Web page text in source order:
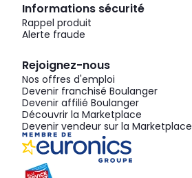
Informations sécurité
Rappel produit
Alerte fraude
Rejoignez-nous
Nos offres d'emploi
Devenir franchisé Boulanger
Devenir affilié Boulanger
Découvrir la Marketplace
Devenir vendeur sur la Marketplace